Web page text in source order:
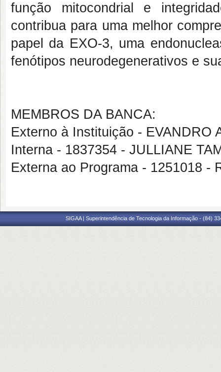
função mitocondrial e
contribua para uma melhor
papel da EXO-3, uma
fenótipos neurodegenerativos e
MEMBROS DA BANCA:
Externo à Instituição - EVANDRO
Interna - 1837354 - JULLIANE
Externa ao Programa - 1251018 -
SIGAA | Superintendência de Tecnologia da Informação - (84)